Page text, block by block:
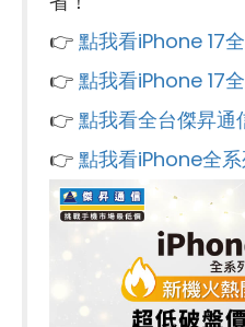
👉 點我看iPhone 17
👉 點我看iPhone 17
👉 點我看全台傑昇通
👉 點我看iPhone全